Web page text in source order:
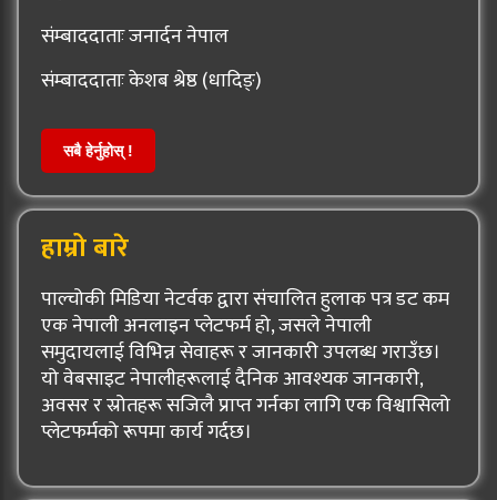
संम्बाददाताः जनार्दन नेपाल
संम्बाददाताः केशब श्रेष्ठ (धादिङ्)
सबै हेर्नुहोस् !
हाम्रो बारे
पाल्चोकी मिडिया नेटर्वक द्वारा संचालित हुलाक पत्र डट कम
एक नेपाली अनलाइन प्लेटफर्म हो, जसले नेपाली
समुदायलाई विभिन्न सेवाहरू र जानकारी उपलब्ध गराउँछ।
यो वेबसाइट नेपालीहरूलाई दैनिक आवश्यक जानकारी,
अवसर र स्रोतहरू सजिलै प्राप्त गर्नका लागि एक विश्वासिलो
प्लेटफर्मको रूपमा कार्य गर्दछ।